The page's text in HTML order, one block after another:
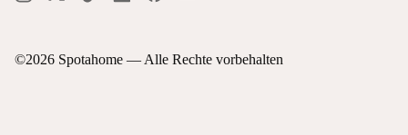
©2026 Spotahome — Alle Rechte vorbehalten